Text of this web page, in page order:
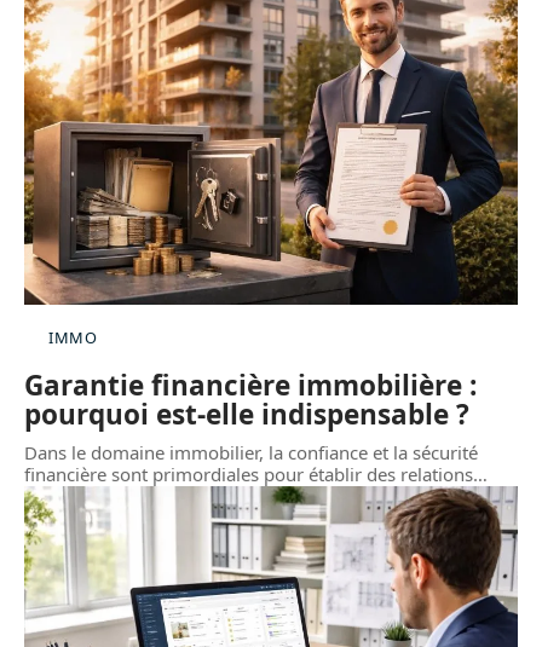
IMMO
Garantie financière immobilière :
pourquoi est-elle indispensable ?
Dans le domaine immobilier, la confiance et la sécurité
financière sont primordiales pour établir des relations…